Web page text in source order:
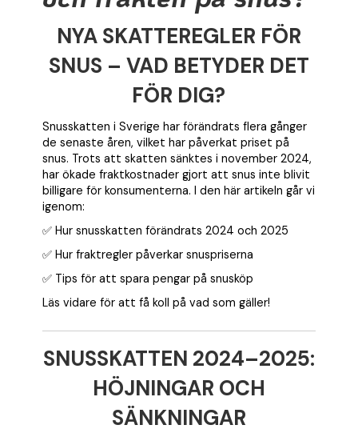
NYA SKATTEREGLER FÖR
SNUS – VAD BETYDER DET
FÖR DIG?
Snusskatten i Sverige har förändrats flera gånger
de senaste åren, vilket har påverkat priset på
snus. Trots att skatten sänktes i november 2024,
har ökade fraktkostnader gjort att snus inte blivit
billigare för konsumenterna. I den här artikeln går vi
igenom:
✅ Hur snusskatten förändrats 2024 och 2025
✅ Hur fraktregler påverkar snuspriserna
✅ Tips för att spara pengar på snusköp
Läs vidare för att få koll på vad som gäller!
SNUSSKATTEN 2024–2025:
HÖJNINGAR OCH
SÄNKNINGAR